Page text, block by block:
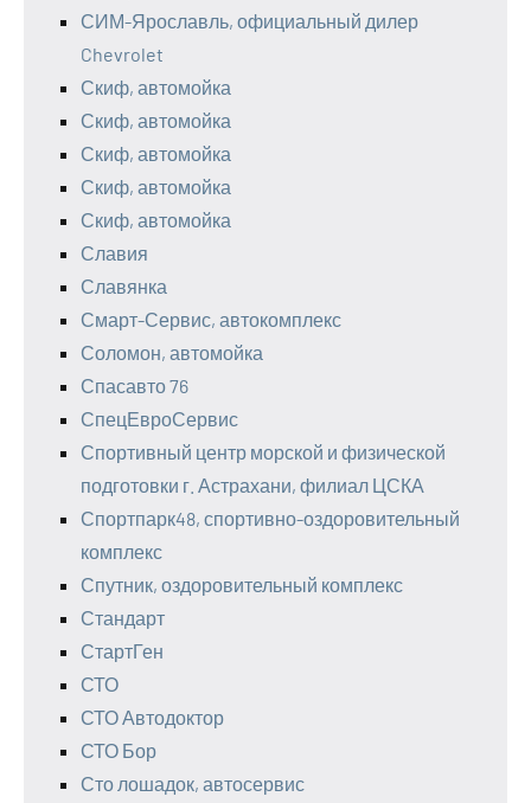
СИМ-Ярославль, официальный дилер
Chevrolet
Скиф, автомойка
Скиф, автомойка
Скиф, автомойка
Скиф, автомойка
Скиф, автомойка
Славия
Славянка
Смарт-Сервис, автокомплекс
Соломон, автомойка
Спасавто 76
СпецЕвроСервис
Спортивный центр морской и физической
подготовки г. Астрахани, филиал ЦСКА
Спортпарк48, спортивно-оздоровительный
комплекс
Спутник, оздоровительный комплекс
Стандарт
СтартГен
СТО
СТО Автодоктор
СТО Бор
Сто лошадок, автосервис